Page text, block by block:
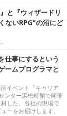
と『ウィザードリ
ないRPG"の沼にど
仕事にするという
ームプログラマと
イベント「キャリア
ンター浜松町館で開催
した、各社の現場で
ーをお届けします。